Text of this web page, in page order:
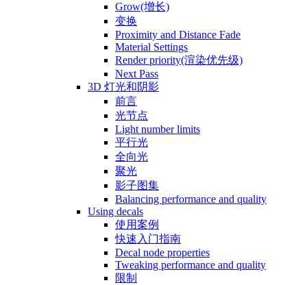
Grow(增长)
变换
Proximity and Distance Fade
Material Settings
Render priority(渲染优先级)
Next Pass
3D 灯光和阴影
前言
光节点
Light number limits
平行光
全向光
聚光
影子图集
Balancing performance and quality
Using decals
使用案例
快速入门指南
Decal node properties
Tweaking performance and quality
限制